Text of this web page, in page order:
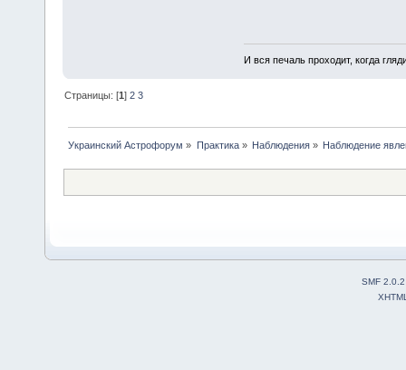
И вся печаль проходит, когда
Страницы: [1]2 3
Украинский Астрофорум » Практика» Наблюдения» Наблюдение
SMF 2.0.2